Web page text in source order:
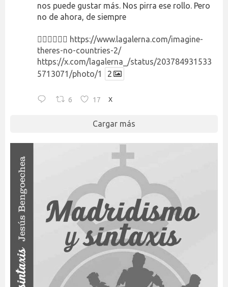
nos puede gustar más. Nos pirra ese rollo. Pero
no de ahora, de siempre
👉🏻👉🏻👉🏻 https://www.lagalerna.com/imagine-
theres-no-countries-2/
https://x.com/lagalerna_/status/203784931533
5713071/photo/1
2
6 17 X
Cargar más